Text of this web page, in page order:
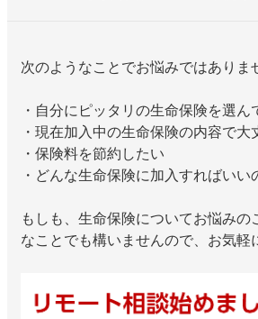
次のようなことでお悩みではありま
・自分にピッタリの生命保険を選ん
・現在加入中の生命保険の内容で大
・保険料を節約したい
・どんな生命保険に加入すればいい
もしも、生命保険についてお悩みの
なことでも構いませんので、お気軽